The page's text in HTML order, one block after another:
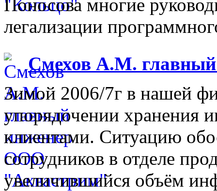
Поносова многие
легализации
Смехов А.М.
Зимой 2006/7г в нашей
упорядочении хранения
клиентами. Ситуацию
сотрудников в отделе
увеличившийся объём